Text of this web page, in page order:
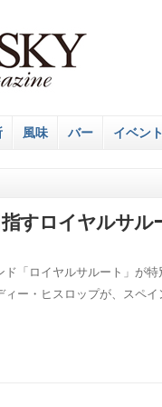
風味 バー イベント
すロイヤルサル
「ロイヤルサルート」が
ー・ヒスロップが、スペ